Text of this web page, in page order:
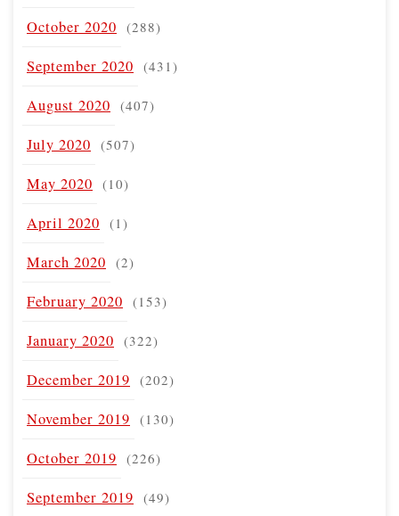
October 2020 (288)
September 2020 (431)
August 2020 (407)
July 2020 (507)
May 2020 (10)
April 2020 (1)
March 2020 (2)
February 2020 (153)
January 2020 (322)
December 2019 (202)
November 2019 (130)
October 2019 (226)
September 2019 (49)